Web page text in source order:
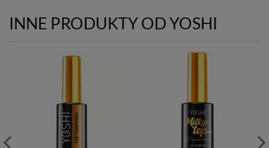
INNE PRODUKTY OD YOSHI